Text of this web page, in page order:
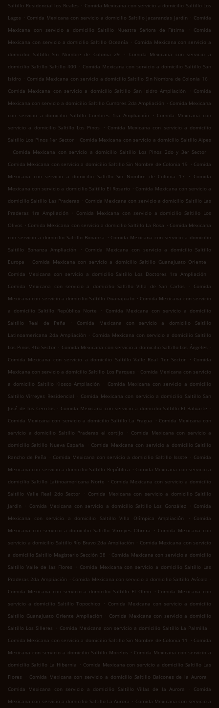
Saltillo Residencial los Reales . Comida Mexicana con servicio a domicilio Saltillo Los
Lagos . Comida Mexicana con servicio a domicilio Saltillo Jacarandas Jardín . Comida
Mexicana con servicio a domicilio Saltillo Nuestra Señora de Fátima
.
Comida
Mexicana con servicio a domicilio Saltillo Oceanía . Comida Mexicana con servicio a
domicilio Saltillo Sin Nombre de Colonia 29
.
Comida Mexicana con servicio a
domicilio Saltillo Saltillo 400 . Comida Mexicana con servicio a domicilio Saltillo San
Isidro . Comida Mexicana con servicio a domicilio Saltillo Sin Nombre de Colonia 16 .
Comida Mexicana con servicio a domicilio Saltillo San Isidro Ampliación
. Comida
Mexicana con servicio a domicilio Saltillo Cumbres 2da Ampliación . Comida Mexicana
con servicio a domicilio Saltillo Cumbres 1ra Ampliación
. Comida Mexicana con
servicio a domicilio Saltillo Los Pinos
. Comida Mexicana con servicio a domicilio
Saltillo Los Pinos 1er Sector . Comida Mexicana con servicio a domicilio Saltillo Alpes
. Comida Mexicana con servicio a domicilio Saltillo Los Pinos 2do y 3er Sector
.
Comida Mexicana con servicio a domicilio Saltillo Sin Nombre de Colonia 19 . Comida
Mexicana con servicio a domicilio Saltillo Sin Nombre de Colonia 17
.
Comida
Mexicana con servicio a domicilio Saltillo El Rosario . Comida Mexicana con servicio a
domicilio Saltillo Las Praderas . Comida Mexicana con servicio a domicilio Saltillo Las
Praderas 1ra Ampliación
. Comida Mexicana con servicio a domicilio Saltillo Los
Olivos . Comida Mexicana con servicio a domicilio Saltillo La Rosa . Comida Mexicana
con servicio a domicilio Saltillo Bonanza . Comida Mexicana con servicio a domicilio
Saltillo Bonanza Ampliación
. Comida Mexicana con servicio a domicilio Saltillo
Europa
. Comida Mexicana con servicio a domicilio Saltillo Guanajuato Oriente
.
Comida Mexicana con servicio a domicilio Saltillo Los Doctores 1ra Ampliación
.
Comida Mexicana con servicio a domicilio Saltillo Villa de San Carlos
. Comida
Mexicana con servicio a domicilio Saltillo Guanajuato . Comida Mexicana con servicio
a domicilio Saltillo República Norte
.
Comida Mexicana con servicio a domicilio
Saltillo Real de Peña
.
Comida Mexicana con servicio a domicilio Saltillo
Latinoamericana 2da Ampliación . Comida Mexicana con servicio a domicilio Saltillo
Los Pinos 4to Sector . Comida Mexicana con servicio a domicilio Saltillo Los Ángeles .
Comida Mexicana con servicio a domicilio Saltillo Valle Real 1er Sector
. Comida
Mexicana con servicio a domicilio Saltillo Los Parques . Comida Mexicana con servicio
a domicilio Saltillo Kiosco Ampliación
. Comida Mexicana con servicio a domicilio
Saltillo Virreyes Residencial . Comida Mexicana con servicio a domicilio Saltillo San
José de los Cerritos . Comida Mexicana con servicio a domicilio Saltillo El Baluarte .
Comida Mexicana con servicio a domicilio Saltillo La Fragua
. Comida Mexicana con
servicio a domicilio Saltillo Praderas el cortijo
. Comida Mexicana con servicio a
domicilio Saltillo Nueva España
. Comida Mexicana con servicio a domicilio Saltillo
Rancho de Peña . Comida Mexicana con servicio a domicilio Saltillo Issste . Comida
Mexicana con servicio a domicilio Saltillo República . Comida Mexicana con servicio a
domicilio Saltillo Latinoamericana Norte . Comida Mexicana con servicio a domicilio
Saltillo Valle Real 2do Sector
. Comida Mexicana con servicio a domicilio Saltillo
Jardín
. Comida Mexicana con servicio a domicilio Saltillo Los González . Comida
Mexicana con servicio a domicilio Saltillo Villa Olímpica Ampliación
.
Comida
Mexicana con servicio a domicilio Saltillo Virreyes Obrera
. Comida Mexicana con
servicio a domicilio Saltillo Río Bravo 2da Ampliación . Comida Mexicana con servicio
a domicilio Saltillo Magisterio Sección 38 . Comida Mexicana con servicio a domicilio
Saltillo Valle de las Flores
. Comida Mexicana con servicio a domicilio Saltillo Las
Praderas 2da Ampliación . Comida Mexicana con servicio a domicilio Saltillo Avícola .
Comida Mexicana con servicio a domicilio Saltillo El Olmo
. Comida Mexicana con
servicio a domicilio Saltillo Topochico
. Comida Mexicana con servicio a domicilio
Saltillo Guanajuato Oriente Ampliación . Comida Mexicana con servicio a domicilio
Saltillo Los Silleres . Comida Mexicana con servicio a domicilio Saltillo La Palmilla .
Comida Mexicana con servicio a domicilio Saltillo Sin Nombre de Colonia 11
. Comida
Mexicana con servicio a domicilio Saltillo Morelos . Comida Mexicana con servicio a
domicilio Saltillo La Hibernia . Comida Mexicana con servicio a domicilio Saltillo Las
Flores
. Comida Mexicana con servicio a domicilio Saltillo Balcones de la Aurora
.
Comida Mexicana con servicio a domicilio Saltillo Villas de la Aurora
. Comida
Mexicana con servicio a domicilio Saltillo La Aurora . Comida Mexicana con servicio a